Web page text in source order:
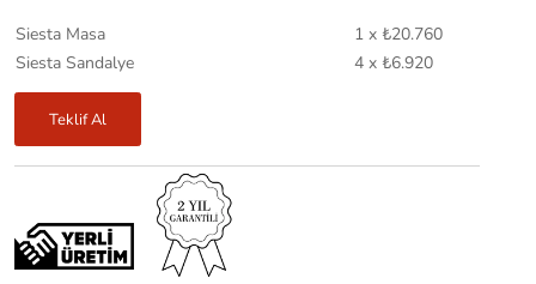
Siesta Masa
1 x ₺20.760
Siesta Sandalye
4 x ₺6.920
Teklif Al